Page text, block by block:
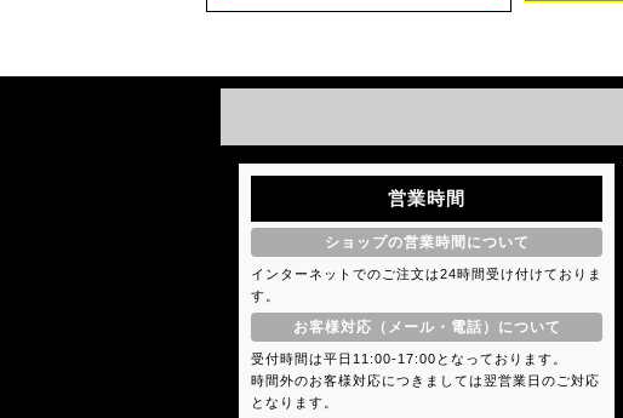
営業時間
ショップの営業時間について
インターネットでのご注文は24時間受け付けておりま
す。
お客様対応（メール・電話）について
受付時間は平日11:00-17:00となっております。
時間外のお客様対応につきましては翌営業日のご対応
となります。